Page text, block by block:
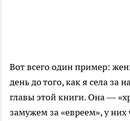
Вот всего один пример:
день до того, как я села за
главы этой книги. Она —
замужем за «евреем», у